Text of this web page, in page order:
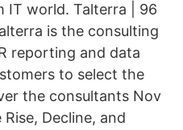
IT world. Talterra | 96
is the consulting
reporting and data
to select the
the consultants Nov
Rise, Decline, and